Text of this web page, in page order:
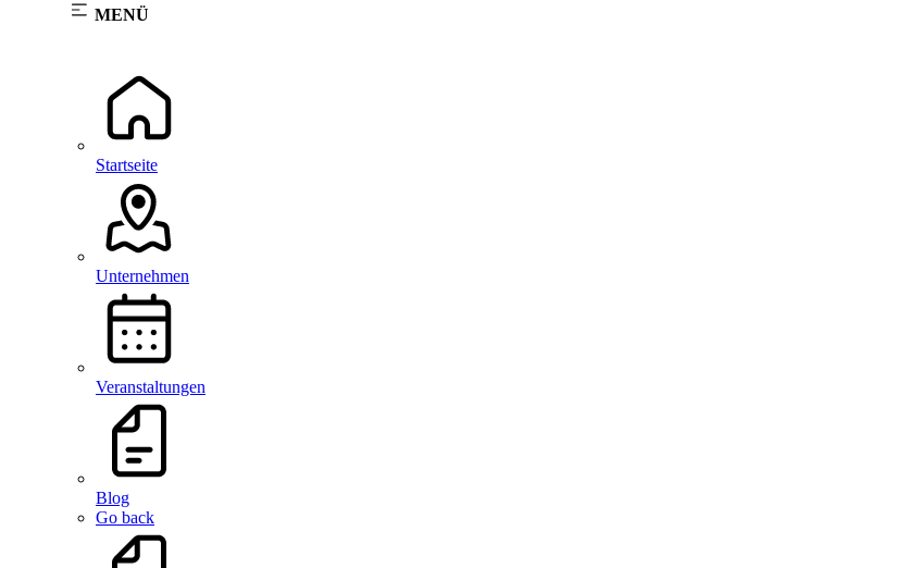
MENÜ
Startseite
Unternehmen
Veranstaltungen
Blog
Go back